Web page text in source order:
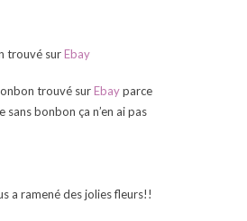
trouvé surEbay
trouvé surEbayparce
sans bonbon ça n’en ai pas
a ramené des jolies fleurs!!